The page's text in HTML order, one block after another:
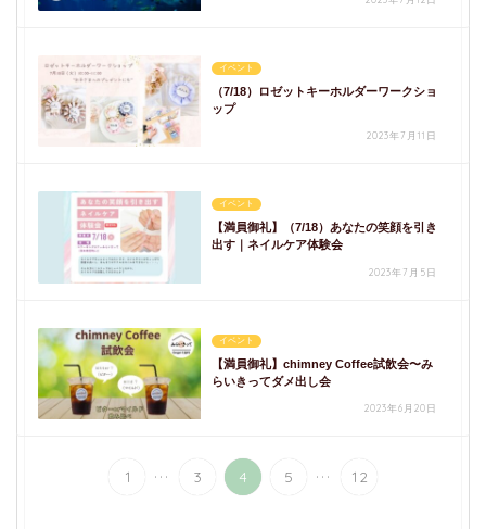
イベント
（7/18）ロゼットキーホルダーワークショ
ップ
2023年7月11日
イベント
【満員御礼】（7/18）あなたの笑顔を引き
出す｜ネイルケア体験会
2023年7月5日
イベント
【満員御礼】chimney Coffee試飲会〜み
らいきってダメ出し会
2023年6月20日
1 ... 3 4 5 ... 12